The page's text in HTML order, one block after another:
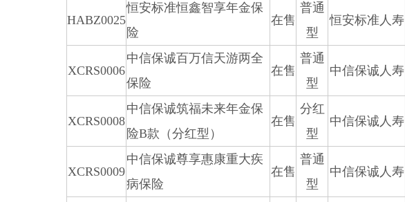
HABZ0025
恒安标准恒鑫智享年金保
险
在售
普通
型
恒安标准人寿
XCRS0006
中信保诚百万信天游两全
保险
在售
普通
型
中信保诚人寿
XCRS0008
中信保诚筑福未来年金保
险B款（分红型）
在售
分红
型
中信保诚人寿
XCRS0009
中信保诚尊享惠康重大疾
病保险
在售
普通
型
中信保诚人寿